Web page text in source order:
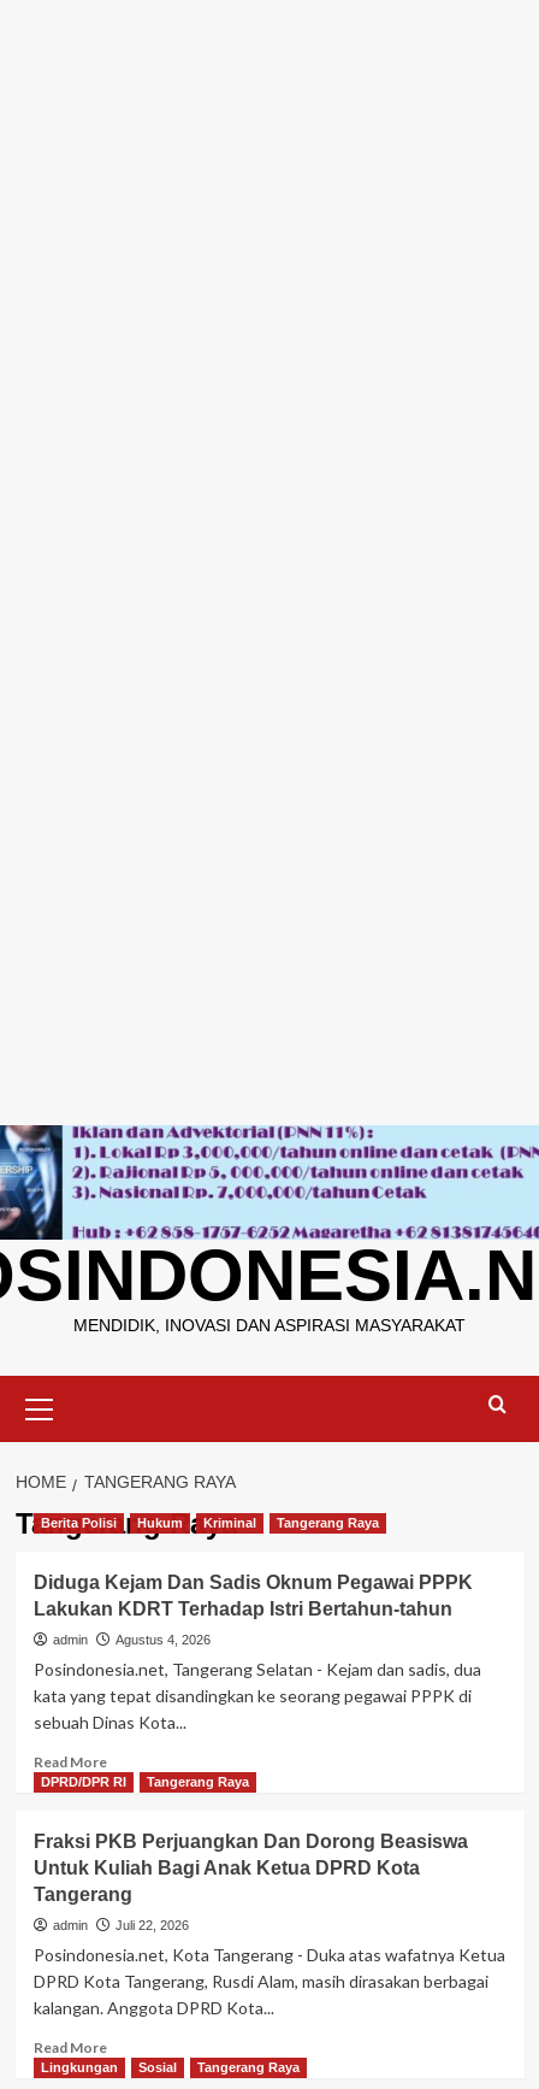
to
content
MENDIDIK, INOVASI DAN ASPIRASI MASYARAKAT
Menu
HOME TANGERANG RAYA
Tangerang Raya
Berita Polisi Hukum Kriminal Tangerang Raya
Diduga Kejam Dan Sadis Oknum Pegawai PPPK
Lakukan KDRT Terhadap Istri Bertahun-tahun
admin Agustus 4, 2026
Posindonesia.net, Tangerang Selatan - Kejam dan sadis, dua
kata yang tepat disandingkan ke seorang pegawai PPPK di
sebuah Dinas Kota...
Read MoreRead
more
Kejam
Dan
Sadis
Oknum
PPPK
Lakukan
KDRT
Istri
Bertahun-
DPRD/DPR RI Tangerang Raya
Fraksi PKB Perjuangkan Dan Dorong Beasiswa
Untuk Kuliah Bagi Anak Ketua DPRD Kota
Tangerang
admin Juli 22, 2026
Posindonesia.net, Kota Tangerang - Duka atas wafatnya Ketua
DPRD Kota Tangerang, Rusdi Alam, masih dirasakan berbagai
kalangan. Anggota DPRD Kota...
Read MoreRead
more
Lingkungan Sosial Tangerang Raya